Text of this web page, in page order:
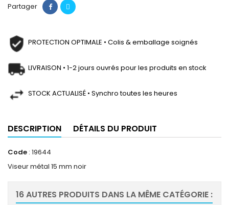
Partager
PROTECTION OPTIMALE • Colis & emballage soignés
LIVRAISON • 1-2 jours ouvrés pour les produits en stock
STOCK ACTUALISÉ • Synchro toutes les heures
DESCRIPTION DÉTAILS DU PRODUIT
Code : 19644
Viseur métal 15 mm noir
16 AUTRES PRODUITS DANS LA MÊME CATÉGORIE :